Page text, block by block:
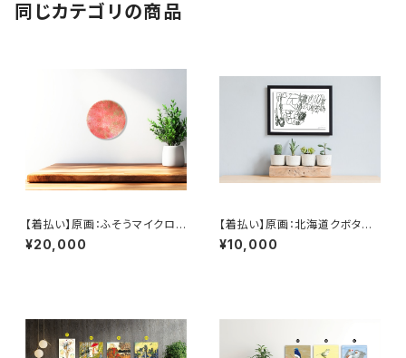
同じカテゴリの商品
【着払い】原画：ふそうマイクロバ
ス（Illustrator 牧野亮介）
¥20,000
【着払い】原画：北海道クボタNE
W DREAM108W トラクター【フ
レームあり】（Illustrator 柴山
¥10,000